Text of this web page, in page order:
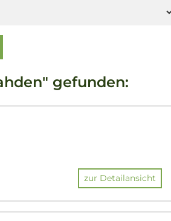
gefunden:
zur Detailansicht